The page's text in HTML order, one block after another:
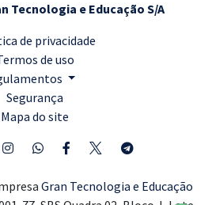
Tecnologia e Educação S/A
de privacidade
de uso
Segurança
Mapa do site
Gran Tecnologia e Educação